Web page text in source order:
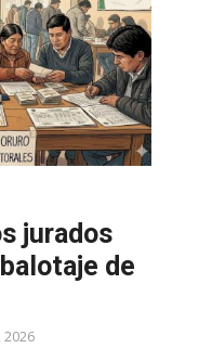
jurados
de
2026